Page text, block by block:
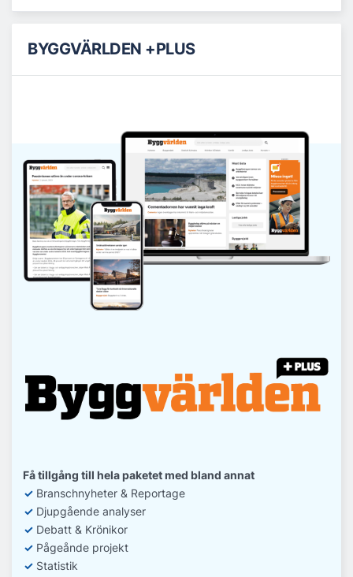
BYGGVÄRLDEN +PLUS
Få tillgång till hela paketet med bland annat
✓ Branschnyheter & Reportage
✓ Djupgående analyser
✓ Debatt & Krönikor
✓ Pågeånde projekt
✓ Statistik